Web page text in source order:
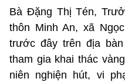
Bà Đặng Thị Tén,
thôn Minh An, xã
trước đây trên địa
tham gia khai thác
niên nghiện hút, vi